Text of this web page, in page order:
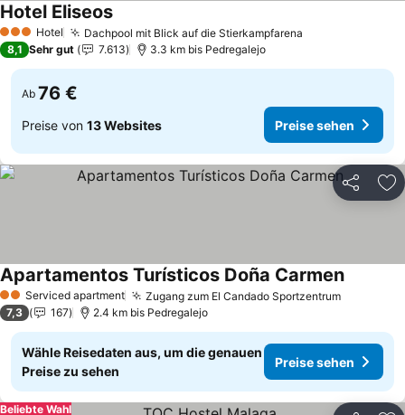
3 SterneHotel Dachpool mit Blick auf die Stierkampfarena
Hotel EliseosPreise sehen
8,1 Sehr gut 7.613 3.3 km bis Pedregalejo
Ab 76 €
Preise von 13 Websites Preise sehen
Teilen
2 SterneServiced apartment Zugang zum El Candado SportzentrumPreise
Apartamentos Turísticos Doña CarmenPreise
7,3 167 2.4 km bis Pedregalejo
Wähle Reisedaten aus, um die genauen
Preise zu sehen
Preise sehen
Beliebte Wahl